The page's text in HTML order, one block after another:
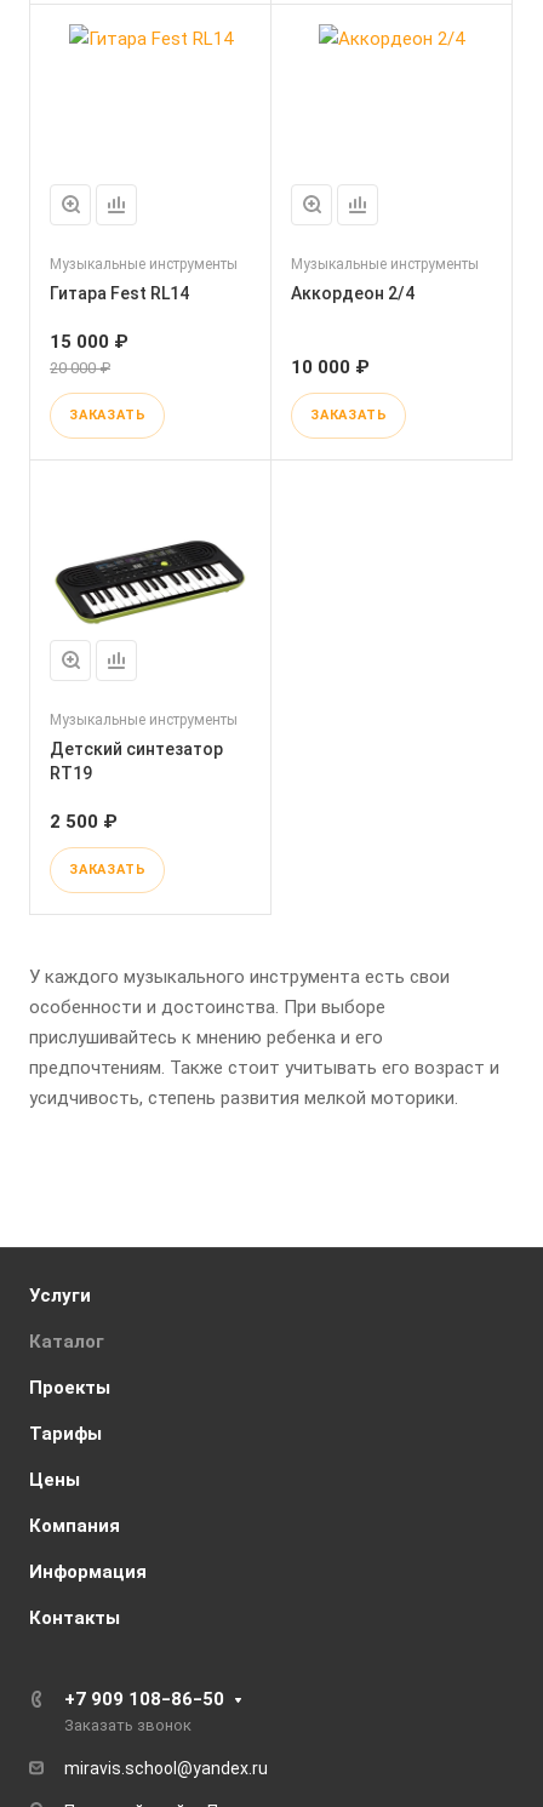
Музыкальные инструменты
Гитара Fest RL14
15 000 ₽
20 000 ₽
ЗАКАЗАТЬ
Музыкальные инструменты
Аккордеон 2/4
10 000 ₽
ЗАКАЗАТЬ
Музыкальные инструменты
Детский синтезатор
RT19
2 500 ₽
ЗАКАЗАТЬ
У каждого музыкального инструмента есть свои
особенности и достоинства. При выборе
прислушивайтесь к мнению ребенка и его
предпочтениям. Также стоит учитывать его возраст и
усидчивость, степень развития мелкой моторики.
Услуги
Каталог
Проекты
Тарифы
Цены
Компания
Информация
Контакты
+7 909 108‒86‒50
Заказать звонок
miravis.school@yandex.ru